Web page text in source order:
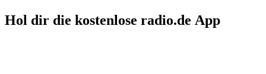
Hol dir die kostenlose radio.de App